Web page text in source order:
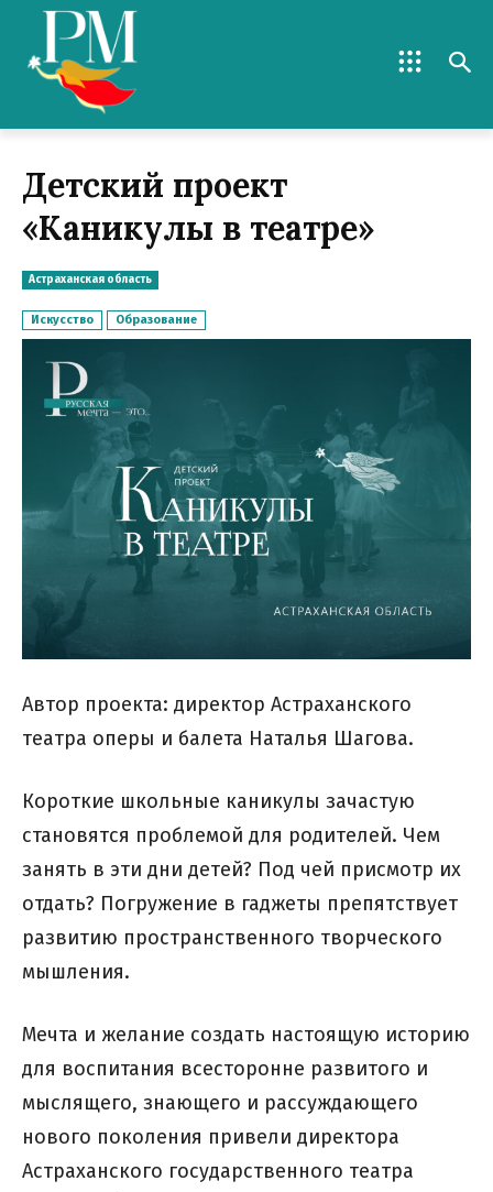
Детский проект
«Каникулы в театре»
Астраханская область
Искусство Образование
Автор проекта: директор Астраханского
театра оперы и балета Наталья Шагова.
Короткие школьные каникулы зачастую
становятся проблемой для родителей. Чем
занять в эти дни детей? Под чей присмотр их
отдать? Погружение в гаджеты препятствует
развитию пространственного творческого
мышления.
Мечта и желание создать настоящую историю
для воспитания всесторонне развитого и
мыслящего, знающего и рассуждающего
нового поколения привели директора
Астраханского государственного театра